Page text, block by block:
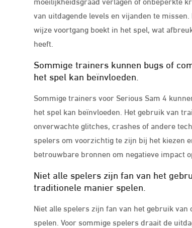
van uitdagende levels en vijanden te
wijze voortgang boekt in het spel, wat
heeft.
Sommige trainers kunnen bugs of
het spel kan beïnvloeden.
Sommige trainers voor Serious Sam 4
het spel kan beïnvloeden. Het gebruik van
onverwachte glitches, crashes of andere
spelers om voorzichtig te zijn bij het kiezen
betrouwbare bronnen om negatieve impact
Niet alle spelers zijn fan van het
traditionele manier spelen.
Niet alle spelers zijn fan van het gebruik
spelen. Voor sommige spelers draait de